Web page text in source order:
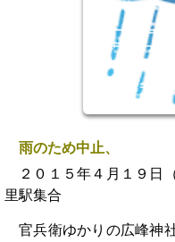
雨のため中止、
２０１５年４月１９日
里駅集合
官兵衛ゆかりの広峰神